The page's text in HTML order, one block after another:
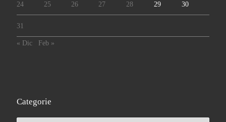
24 25 26 27 28 29 30
31
« Dic Feb »
Categorie